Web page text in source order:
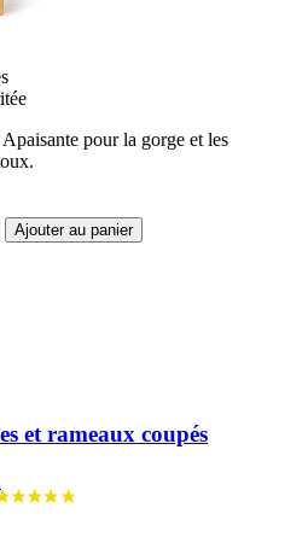
pour la gorge et les
Ajouter au panier
et rameaux coupés